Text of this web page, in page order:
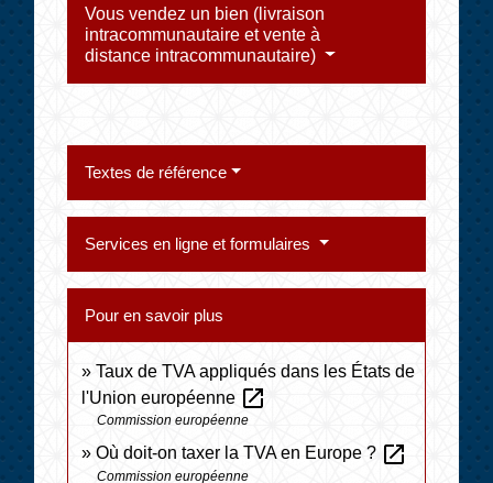
Vous vendez un bien (livraison
intracommunautaire et vente à
distance intracommunautaire)
Textes de référence
Services en ligne et formulaires
Pour en savoir plus
Taux de TVA appliqués dans les États de
l'Union européenne open_in_new
Commission européenne
Où doit-on taxer la TVA en Europe ? open_in_new
Commission européenne